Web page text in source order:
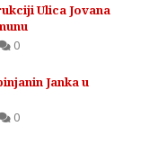
Ulica Jovana
0
Janka u
0